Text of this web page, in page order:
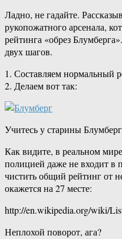
Ладно, не гадайте.
рукопожатного арсенала,
рейтинга «обрез
двух шагов.
1. Составляем нормальный
2. Делаем вот так:
Учитесь у старины
Как видите, в реальном
полицией даже не входит в
чистить общий рейтинг от
окажется на 27 месте:
http://en.wikipedia.org/wiki/
Неплохой поворот, ага?